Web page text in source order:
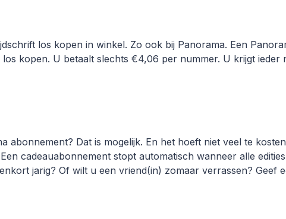
los kopen in winkel. Zo ook bij Panorama. Een
kopen. U betaalt slechts €4,06 per nummer. U krijgt ieder
abonnement? Dat is mogelijk. En het hoeft niet veel te
cadeauabonnement stopt automatisch wanneer alle
jarig? Of wilt u een vriend(in) zomaar verrassen? Geef